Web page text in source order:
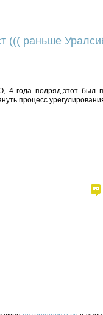
((( раньше
4 года подряд,этот был
процесс